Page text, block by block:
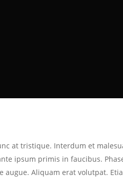
at tristique. Interdum et
ipsum primis in faucibus.
Aliquam erat volutpat.